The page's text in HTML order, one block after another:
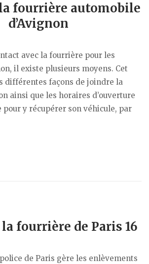
fourrière automobile
d’Avignon
avec la fourrière pour les
il existe plusieurs moyens. Cet
différentes façons de joindre la
ainsi que les horaires d’ouverture
pour y récupérer son véhicule, par
fourrière de Paris 16
de Paris gère les enlèvements